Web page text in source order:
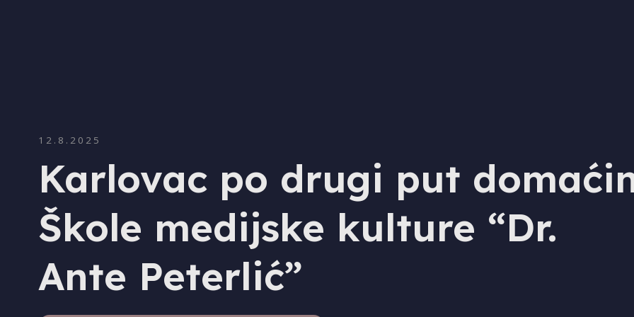
12.8.2025
Karlovac po drugi put
Škole medijske kulture “Dr.
Ante Peterlić”